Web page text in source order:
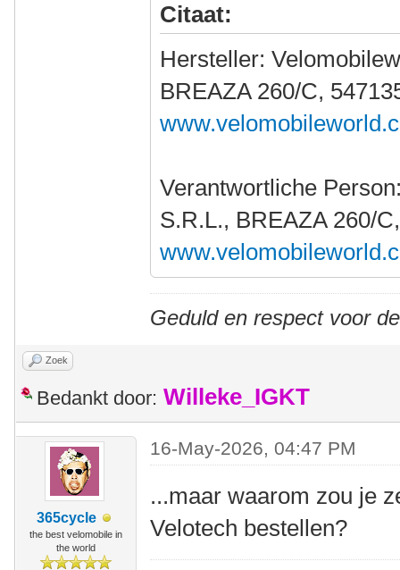
Citaat:
Hersteller:
BREAZA 260/C,
Verantwortliche
S.R.L., BREAZA 260/
Geduld en respect voor
Zoek
Bedankt door: Willeke_IGKT
365cycle
the best velomobile in
the world
16-May-2026, 04:47 PM
...maar waarom zou je
Velotech bestellen?